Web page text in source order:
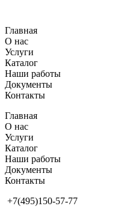
содержимому
Главная
О нас
Услуги
Каталог
Наши работы
Документы
Контакты
Главная
О нас
Услуги
Каталог
Наши работы
Документы
Контакты
+7(495)150-57-77